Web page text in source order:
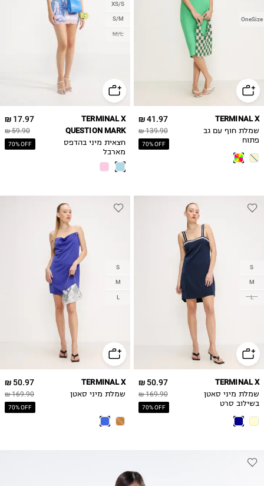
OneSize
41.97 ₪
139.90 ₪
70% OFF
TERMINAL X
שמלת חוף עם גב
פתוח
XS/S
S/M
M/L
17.97 ₪
59.90 ₪
70% OFF
TERMINAL X
QUESTION MARK
חצאית מיני בהדפס
מארבל
S
M
L
50.97 ₪
169.90 ₪
70% OFF
TERMINAL X
שמלת מיני סאטן
בשילוב סרט
S
M
L
50.97 ₪
169.90 ₪
70% OFF
TERMINAL X
שמלת מיני סאטן